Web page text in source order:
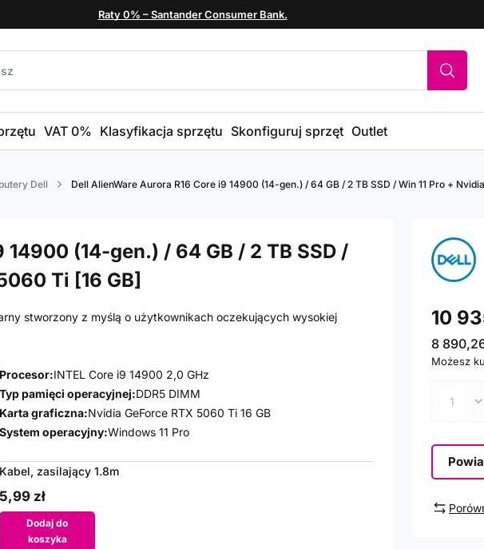
Raty 0% – Santander Consumer Bank.
VAT 0% Klasyfikacja sprzętu Skonfiguruj sprzęt Outlet
Dell Dell AlienWare Aurora R16 Core i9 14900 (14-gen.) / 64 GB / 2 TB SSD / Win 11 Pro +
(14-gen.) / 64 GB / 2 TB SSD /
Ti [16 GB]
stworzony z myślą o użytkownikach oczekujących wysokiej
Procesor:INTEL Core i9 14900 2,0 GHz
Typ pamięci operacyjnej:DDR5 DIMM
Karta graficzna:Nvidia GeForce RTX 5060 Ti 16 GB
System operacyjny:Windows 11 Pro
Kabel, zasilający 1.8m
5,99 zł
Dodaj do
koszyka
10
8
Możesz